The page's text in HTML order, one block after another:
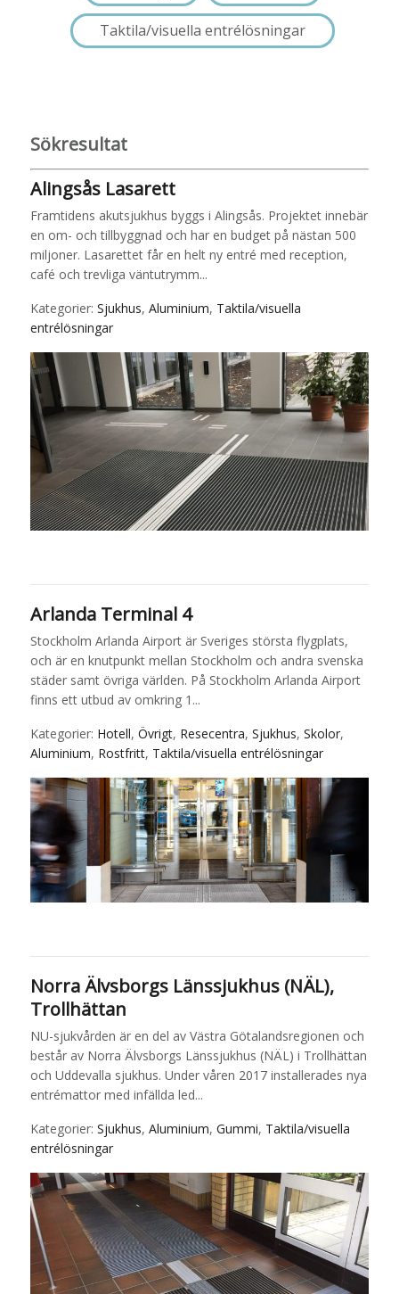
Taktila/visuella entrélösningar
Sökresultat
Alingsås Lasarett
Framtidens akutsjukhus byggs i Alingsås. Projektet innebär
en om- och tillbyggnad och har en budget på nästan 500
miljoner. Lasarettet får en helt ny entré med reception,
café och trevliga väntutrymm...
Kategorier: Sjukhus, Aluminium, Taktila/visuella
entrélösningar
Arlanda Terminal 4
Stockholm Arlanda Airport är Sveriges största flygplats,
och är en knutpunkt mellan Stockholm och andra svenska
städer samt övriga världen. På Stockholm Arlanda Airport
finns ett utbud av omkring 1...
Kategorier: Hotell, Övrigt, Resecentra, Sjukhus, Skolor,
Aluminium, Rostfritt, Taktila/visuella entrélösningar
Norra Älvsborgs Länssjukhus (NÄL),
Trollhättan
NU-sjukvården är en del av Västra Götalandsregionen och
består av Norra Älvsborgs Länssjukhus (NÄL) i Trollhättan
och Uddevalla sjukhus. Under våren 2017 installerades nya
entrémattor med infällda led...
Kategorier: Sjukhus, Aluminium, Gummi, Taktila/visuella
entrélösningar